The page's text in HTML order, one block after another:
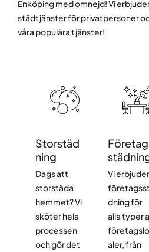
Enköping med omnejd! Vi
städtjänster för privatpersoner
våra populära tjänster!
Storstäd
ning
Dags att
storstäda
hemmet? Vi
sköter hela
processen
och gör det
Vi erbjuder
dning för
alla typer
aler, från